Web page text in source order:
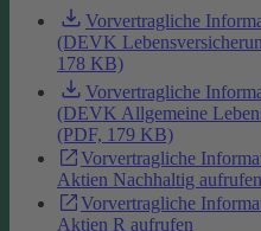
Vorvertragliche
(DEVK
178 KB)
Vorvertragliche
(DEVK Allgemeine
(PDF, 179 KB)
Vorvertragliche
Aktien Nachhaltig aufrufen
Vorvertragliche
Aktien R aufrufen